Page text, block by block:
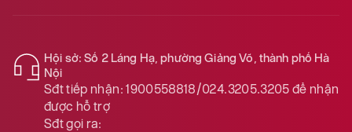
Hội sở: Số 2 Láng Hạ, phường Giảng Võ, thành phố Hà
Nội
Sđt tiếp nhận: 1900558818/024.3205.3205để nhận
được hỗ trợ
Sđt gọi ra: